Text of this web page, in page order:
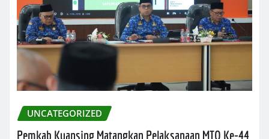
UNCATEGORIZED
Pemkab Kuansing Matangkan Pelaksanaan MTQ Ke-44